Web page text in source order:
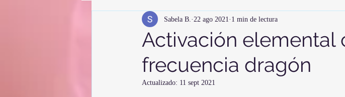
registros akashico mediumnidad
Activación elemental
frecuencia dragón
Sabela B. 22 ago 2021 1 min de lectura
Actualizado: 11 sept 2021